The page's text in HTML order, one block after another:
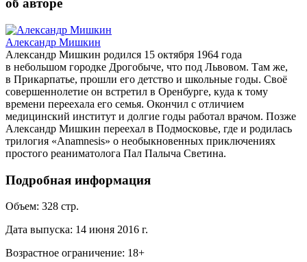
об авторе
Александр Мишкин
Александр Мишкин родился 15 октября 1964 года
в небольшом городке Дрогобыче, что под Львовом. Там же,
в Прикарпатье, прошли его детство и школьные годы. Своё
совершеннолетие он встретил в Оренбурге, куда к тому
времени переехала его семья. Окончил с отличием
медицинский институт и долгие годы работал врачом. Позже
Александр Мишкин переехал в Подмосковье, где и родилась
трилогия «Anamnesis» о необыкновенных приключениях
простого реаниматолога Пал Палыча Светина.
Подробная информация
Объем: 328 стр.
Дата выпуска: 14 июня 2016 г.
Возрастное ограничение: 18+